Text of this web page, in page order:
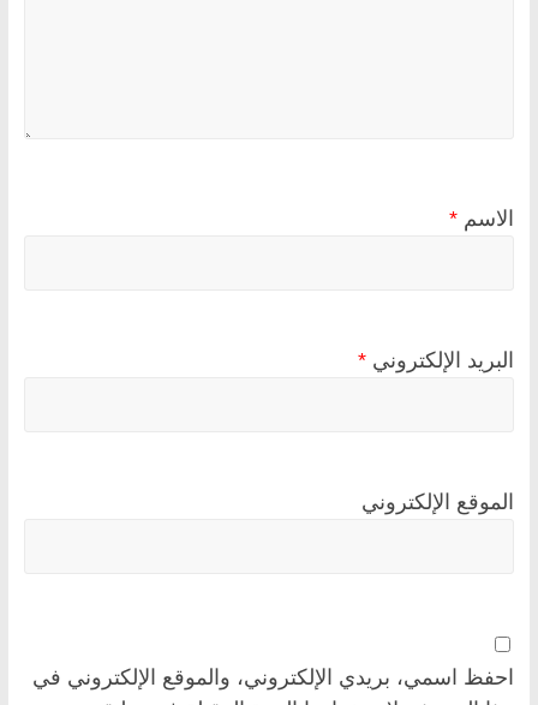
الاسم *
البريد الإلكتروني *
الموقع الإلكتروني
احفظ اسمي، بريدي الإلكتروني، والموقع الإلكتروني في